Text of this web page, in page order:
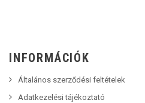
INFORMÁCIÓK
Általános szerződési feltételek
Adatkezelési tájékoztató